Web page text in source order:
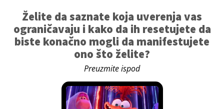
Želite da saznate koja uverenja vas
ograničavaju i kako da ih resetujete da
biste konačno mogli da manifestujete
ono što želite?
Preuzmite ispod